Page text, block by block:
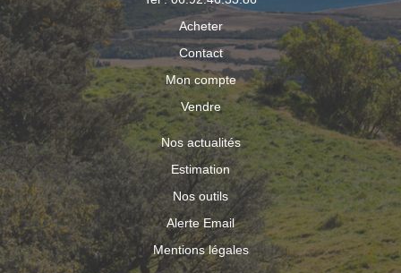
Acheter
Contact
Mon compte
Vendre
Nos actualités
Estimation
Nos outils
Alerte Email
Mentions légales